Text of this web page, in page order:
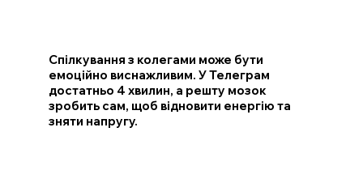
Спілкування з колегами може бути
емоційно виснажливим. У Телеграм
достатньо 4 хвилин, а решту мозок
зробить сам, щоб відновити енергію та
зняти напругу.